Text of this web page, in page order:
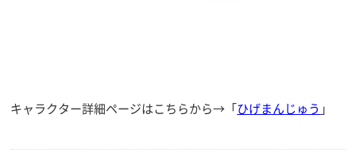
キャラクター詳細ページはこちらから→「 ひげまんじゅう 」